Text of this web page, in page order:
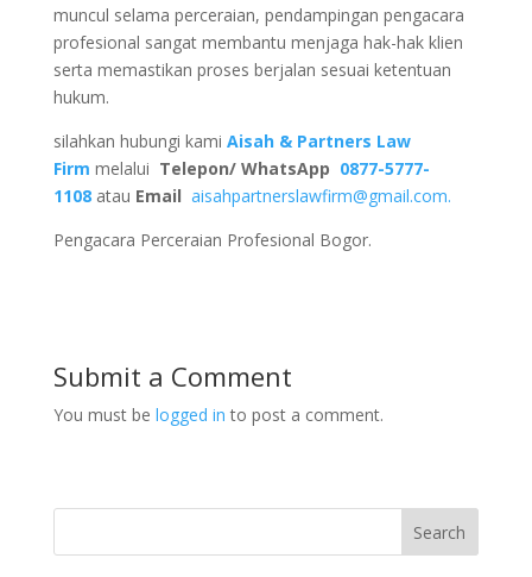
muncul selama perceraian, pendampingan pengacara
profesional sangat membantu menjaga hak-hak klien
serta memastikan proses berjalan sesuai ketentuan
hukum.
silahkan hubungi kami Aisah & Partners Law
Firm melalui Telepon/ WhatsApp 0877-5777-
1108 atau Email aisahpartnerslawfirm@gmail.com.
Pengacara Perceraian Profesional Bogor.
Submit a Comment
You must be logged in to post a comment.
Search